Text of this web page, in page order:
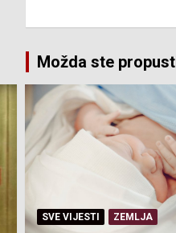
Možda ste
SERVISNE INFORMACIJE